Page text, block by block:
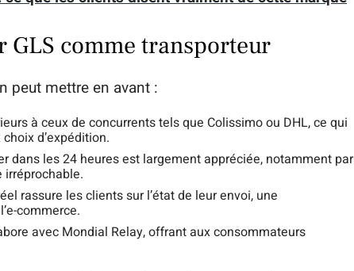
GLS comme transporteur
peut mettre en avant :
à ceux de concurrents tels que Colissimo ou DHL, ce qui
d’expédition.
dans les 24 heures est largement appréciée, notamment par
rassure les clients sur l’état de leur envoi, une
commerce.
avec Mondial Relay, offrant aux consommateurs